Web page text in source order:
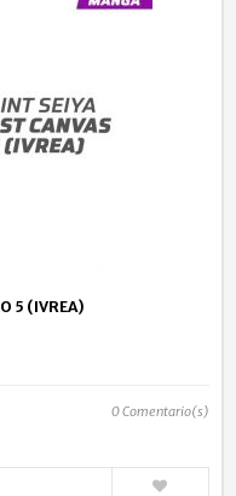
5 (IVREA)
0Comentario(s)